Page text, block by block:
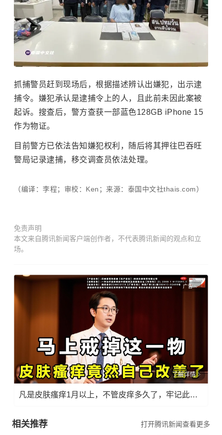
抓捕警员赶到现场后，根据描述辨认出嫌犯，出示逮
捕令。嫌犯承认是逮捕令上的人，且此前未因此案被
起诉。搜查后，警方查获一部蓝色128GB iPhone 15
作为物证。
目前警方已依法告知嫌犯权利，随后将其押往巴吞旺
警局记录逮捕，移交调查员依法处理。
（编译：李程；审校：Ken；来源：泰国中文社thais.com）
免责声明
本文来自腾讯新闻客户端创作者，不代表腾讯新闻的观点和立
场。
广告
了解详情
凡是皮肤瘙痒1月以上，不管皮痒多久了，牢记此法，快！准！狠！
相关推荐 打开腾讯新闻查看更多